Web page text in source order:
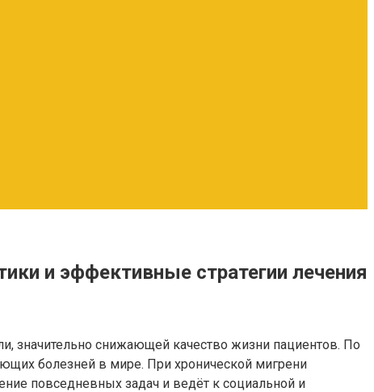
и эффективные стратегии лечения
значительно снижающей качество жизни пациентов. По
болезней в мире. При хронической мигрени
повседневных задач и ведёт к социальной и